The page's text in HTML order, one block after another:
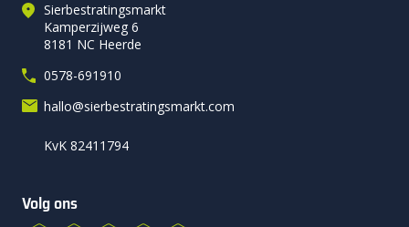
Sierbestratingsmarkt
Kamperzijweg 6
8181 NC Heerde
0578-691910
hallo@sierbestratingsmarkt.com
KvK 82411794
Volg ons